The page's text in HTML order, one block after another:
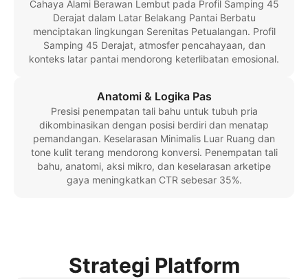
Cahaya Alami Berawan Lembut pada Profil Samping 45
Derajat dalam Latar Belakang Pantai Berbatu
menciptakan lingkungan Serenitas Petualangan. Profil
Samping 45 Derajat, atmosfer pencahayaan, dan
konteks latar pantai mendorong keterlibatan emosional.
Anatomi & Logika Pas
Presisi penempatan tali bahu untuk tubuh pria
dikombinasikan dengan posisi berdiri dan menatap
pemandangan. Keselarasan Minimalis Luar Ruang dan
tone kulit terang mendorong konversi. Penempatan tali
bahu, anatomi, aksi mikro, dan keselarasan arketipe
gaya meningkatkan CTR sebesar 35%.
Strategi Platform